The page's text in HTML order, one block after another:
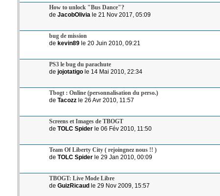
How to unlock "Bus Dance"?
de JacobOliviale 21 Nov 2017, 05:09
bug de mission
de kevin89le 20 Juin 2010, 09:21
PS3 le bug du parachute
de jojotatigole 14 Mai 2010, 22:34
Tbogt : Online (personnalisation du perso.)
de Tacozzle 26 Avr 2010, 11:57
Screens et Images de TBOGT
de TOLC Spiderle 06 Fév 2010, 11:50
Team Of Liberty City ( rejoingnez nous !! )
de TOLC Spiderle 29 Jan 2010, 00:09
TBOGT: Live Mode Libre
de GuizRicaudle 29 Nov 2009, 15:57